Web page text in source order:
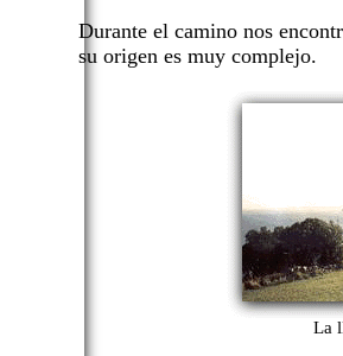
Durante el camino nos
su origen es muy complejo.
La